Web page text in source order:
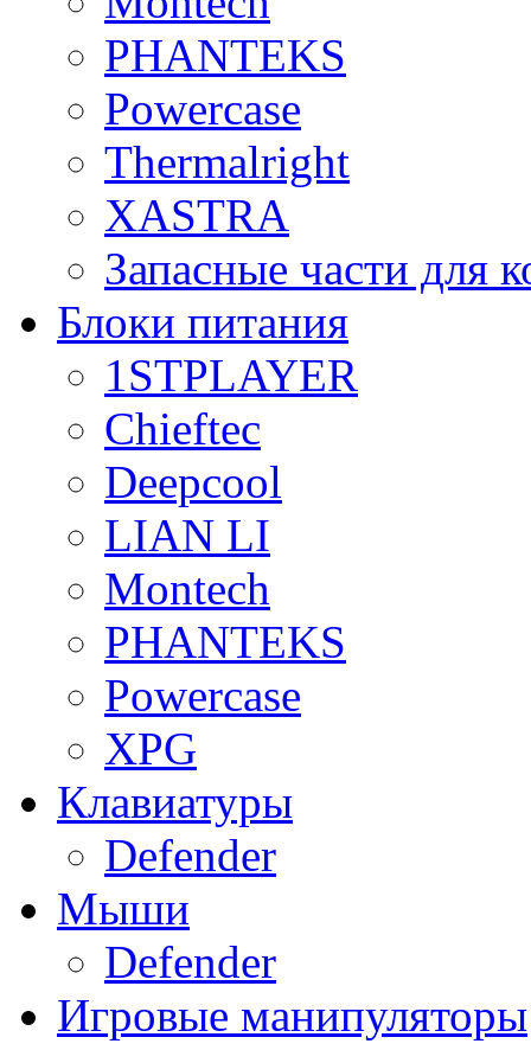
PHANTEKS
Powercase
Thermalright
XASTRA
Запасные части для
Блоки питания
1STPLAYER
Chieftec
Deepcool
LIAN LI
Montech
PHANTEKS
Powercase
XPG
Клавиатуры
Defender
Мыши
Defender
Игровые манипуляторы